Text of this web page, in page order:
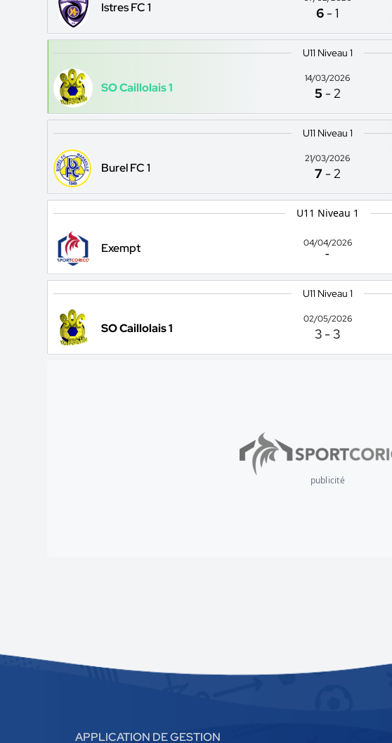
Istres FC 1 6 -1
U11 Niveau 1
SO Caillolais 1
14/03/2026
5 -2
U11 Niveau 1
Burel FC 1
21/03/2026
7 -2
U11 Niveau 1
Exempt
04/04/2026
-
U11 Niveau 1
SO Caillolais 1
02/05/2026
3 - 3
publicité
APPLICATION DE GESTION